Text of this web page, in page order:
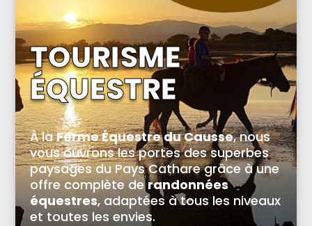
TOURISME
ÉQUESTRE
À laFerme Équestre du Causse, nous
vous ouvrons les portes des superbes
paysages du Pays Cathare grâce à une
offre complète derandonnées
équestres, adaptées à tous les niveaux
et toutes les envies.